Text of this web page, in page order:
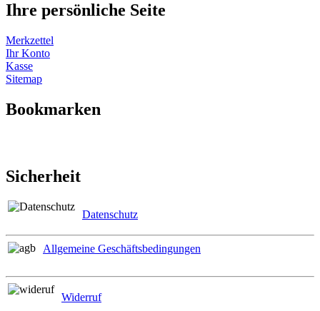
Ihre persönliche Seite
Merkzettel
Ihr Konto
Kasse
Sitemap
Bookmarken
Sicherheit
Datenschutz
Allgemeine Geschäftsbedingungen
Widerruf